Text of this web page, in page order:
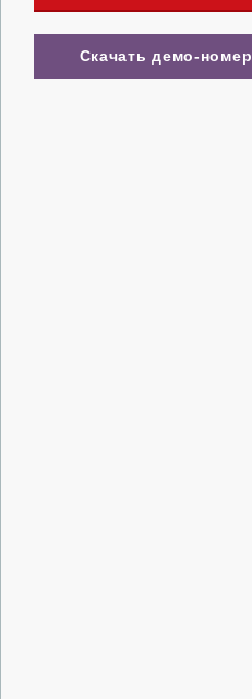
Скачать демо-номер